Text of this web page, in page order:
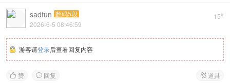
15#
sadfun 数码5段
2026-6-5 08:46:59
游客请登录后查看回复内容
 赞  回复  道具